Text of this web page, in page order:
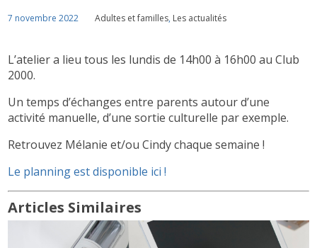
7 novembre 2022 Adultes et familles, Les actualités
L’atelier a lieu tous les lundis de 14h00 à 16h00 au Club
2000.
Un temps d’échanges entre parents autour d’une
activité manuelle, d’une sortie culturelle par exemple.
Retrouvez Mélanie et/ou Cindy chaque semaine !
Le planning est disponible ici !
Articles Similaires